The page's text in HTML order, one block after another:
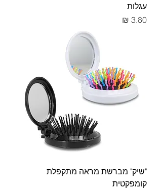
עגלות
מחיר
"שיק" מברשת מראה מתקפלת
קומפקטית